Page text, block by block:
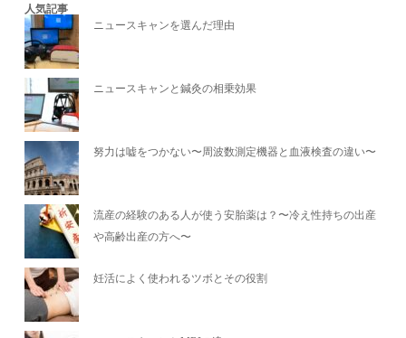
人気記事
ニュースキャンを選んだ理由
ニュースキャンと鍼灸の相乗効果
努力は嘘をつかない〜周波数測定機器と血液検査の違い〜
流産の経験のある人が使う安胎薬は？〜冷え性持ちの出産
や高齢出産の方へ〜
妊活によく使われるツボとその役割